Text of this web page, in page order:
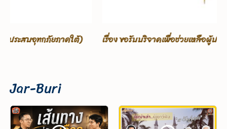
เรื่อง ขอรับบริจาคเพื่อช่วยเหลือผู้ประสบอุทกภัยภาคใต้
Jar-Buri